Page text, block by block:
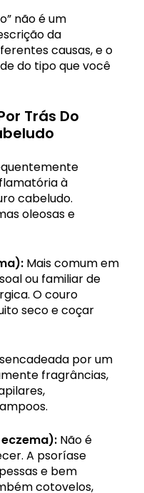
não é um
da
causas, e o
do tipo que você
Trás Do
à
cabeludo.
oleosas e
Mais comum em
ou familiar de
O couro
seco e coçar
por um
fragrâncias,
Não é
A psoríase
e bem
cotovelos,